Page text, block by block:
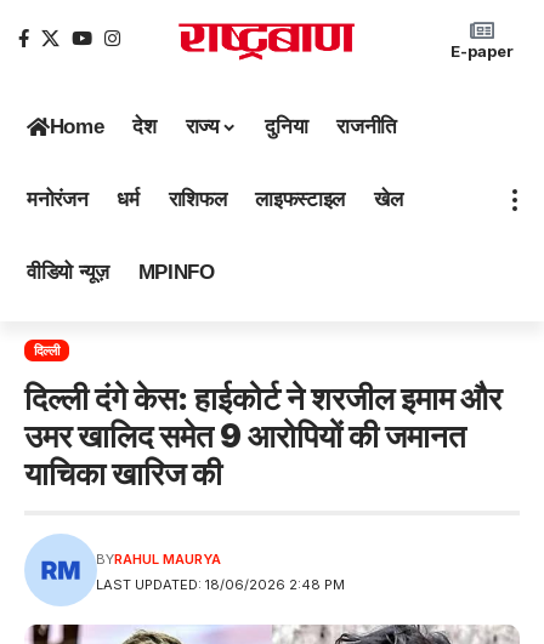
E-paper
Home देश राज्य दुनिया राजनीति
मनोरंजन धर्म राशिफल लाइफस्टाइल खेल
वीडियो न्यूज़ MPINFO
दिल्ली
दिल्ली दंगे केस: हाईकोर्ट ने शरजील इमाम और
उमर खालिद समेत 9 आरोपियों की जमानत
याचिका खारिज की
LAST UPDATED: 18/06/2026 2:48 PM
BYRAHUL MAURYA